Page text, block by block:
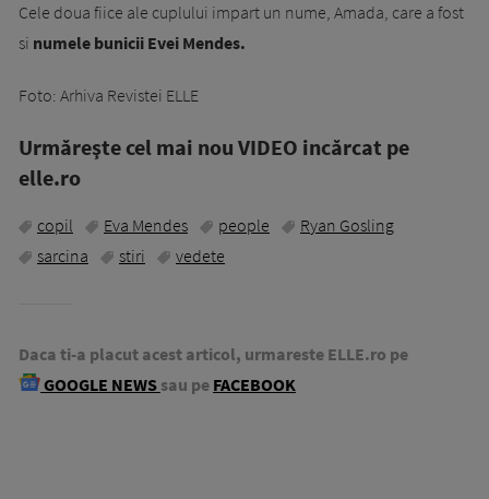
Cele doua fiice ale cuplului impart un nume, Amada, care a fost
si numele bunicii Evei Mendes.
Foto: Arhiva Revistei ELLE
Urmăreşte cel mai nou VIDEO incărcat pe
elle.ro
copil Eva Mendes people
Ryan Gosling
sarcina
stiri vedete
Daca ti-a placut acest articol, urmareste ELLE.ro pe
GOOGLE NEWS sau pe FACEBOOK